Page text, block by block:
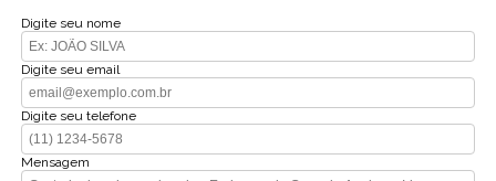
Digite seu nome
Digite seu email
Digite seu telefone
Mensagem